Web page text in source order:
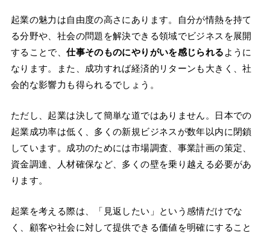
起業の魅力は自由度の高さにあります。自分が情熱を持て
る分野や、社会の問題を解決できる領域でビジネスを展開
することで、仕事そのものにやりがいを感じられる ように
なります。また、成功すれば経済的リターンも大きく、社
会的な影響力も得られるでしょう。
ただし、起業は決して簡単な道ではありません。日本での
起業成功率は低く、多くの新規ビジネスが数年以内に閉鎖
しています。成功のためには市場調査、事業計画の策定、
資金調達、人材確保など、多くの壁を乗り越える必要があ
ります。
起業を考える際は、「見返したい」という感情だけでな
く、顧客や社会に対して提供できる価値を明確にすること